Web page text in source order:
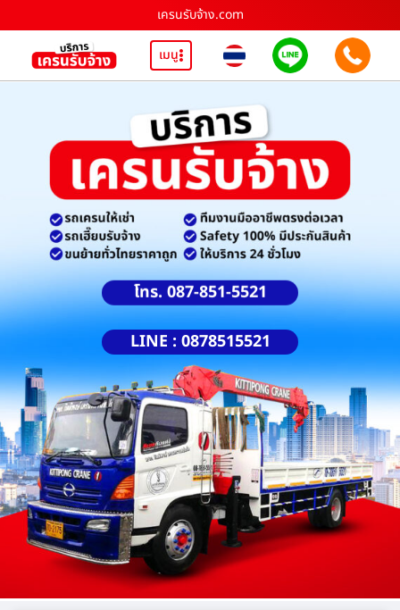
เครนรับจ้าง.com
เมนู
โทร. 087-851-5521
LINE : 0878515521